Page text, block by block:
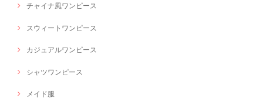
チャイナ風ワンピース
スウィートワンピース
カジュアルワンピース
シャツワンピース
メイド服